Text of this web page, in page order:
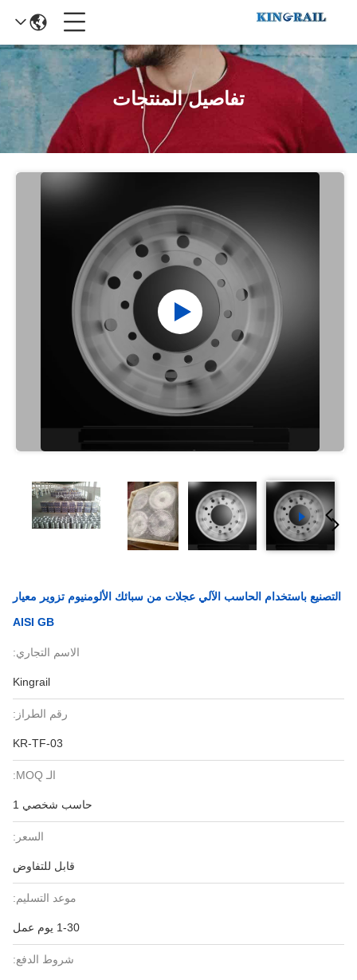
تفاصيل المنتجات
التصنيع باستخدام الحاسب الآلي عجلات من سبائك الألومنيوم تزوير معيار
AISI GB
الاسم التجاري:
Kingrail
رقم الطراز:
KR-TF-03
الـ MOQ:
حاسب شخصي 1
السعر:
قابل للتفاوض
موعد التسليم:
1-30 يوم عمل
شروط الدفع: